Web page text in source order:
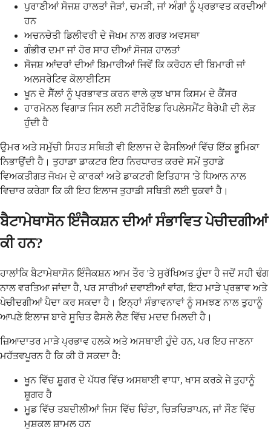
ਪੁਰਾਣੀਆਂ ਸੋਜਸ਼ ਹਾਲਤਾਂ ਜੋੜਾਂ, ਚਮੜੀ, ਜਾਂ ਅੰਗਾਂ ਨੂੰ ਪ੍ਰਭਾਵਤ ਕਰਦੀਆਂ
ਹਨ
ਅਚਨਚੇਤੀ ਡਿਲੀਵਰੀ ਦੇ ਜੋਖਮ ਨਾਲ ਗਰਭ ਅਵਸਥਾ
ਗੰਭੀਰ ਦਮਾ ਜਾਂ ਹੋਰ ਸਾਹ ਦੀਆਂ ਸੋਜਸ਼ ਹਾਲਤਾਂ
ਸੋਜਸ਼ ਆਂਦਰਾਂ ਦੀਆਂ ਬਿਮਾਰੀਆਂ ਜਿਵੇਂ ਕਿ ਕਰੋਹਨ ਦੀ ਬਿਮਾਰੀ ਜਾਂ
ਅਲਸਰੇਟਿਵ ਕੋਲਾਈਟਿਸ
ਖੂਨ ਦੇ ਸੈੱਲਾਂ ਨੂੰ ਪ੍ਰਭਾਵਤ ਕਰਨ ਵਾਲੇ ਕੁਝ ਖਾਸ ਕਿਸਮ ਦੇ ਕੈਂਸਰ
ਹਾਰਮੋਨਲ ਵਿਗਾੜ ਜਿਸ ਲਈ ਸਟੀਰੌਇਡ ਰਿਪਲੇਸਮੈਂਟ ਥੈਰੇਪੀ ਦੀ ਲੋੜ
ਹੁੰਦੀ ਹੈ
ਉਮਰ ਅਤੇ ਸਮੁੱਚੀ ਸਿਹਤ ਸਥਿਤੀ ਵੀ ਇਲਾਜ ਦੇ ਫੈਸਲਿਆਂ ਵਿੱਚ ਇੱਕ ਭੂਮਿਕਾ
ਨਿਭਾਉਂਦੀ ਹੈ। ਤੁਹਾਡਾ ਡਾਕਟਰ ਇਹ ਨਿਰਧਾਰਤ ਕਰਦੇ ਸਮੇਂ ਤੁਹਾਡੇ
ਵਿਅਕਤੀਗਤ ਜੋਖਮ ਦੇ ਕਾਰਕਾਂ ਅਤੇ ਡਾਕਟਰੀ ਇਤਿਹਾਸ 'ਤੇ ਧਿਆਨ ਨਾਲ
ਵਿਚਾਰ ਕਰੇਗਾ ਕਿ ਕੀ ਇਹ ਇਲਾਜ ਤੁਹਾਡੀ ਸਥਿਤੀ ਲਈ ਢੁਕਵਾਂ ਹੈ।
ਬੈਟਾਮੇਥਾਸੋਨ ਇੰਜੈਕਸ਼ਨ ਦੀਆਂ ਸੰਭਾਵਿਤ ਪੇਚੀਦਗੀਆਂ
ਕੀ ਹਨ?
ਹਾਲਾਂਕਿ ਬੈਟਾਮੇਥਾਸੋਨ ਇੰਜੈਕਸ਼ਨ ਆਮ ਤੌਰ 'ਤੇ ਸੁਰੱਖਿਅਤ ਹੁੰਦਾ ਹੈ ਜਦੋਂ ਸਹੀ ਢੰਗ
ਨਾਲ ਵਰਤਿਆ ਜਾਂਦਾ ਹੈ, ਪਰ ਸਾਰੀਆਂ ਦਵਾਈਆਂ ਵਾਂਗ, ਇਹ ਮਾੜੇ ਪ੍ਰਭਾਵ ਅਤੇ
ਪੇਚੀਦਗੀਆਂ ਪੈਦਾ ਕਰ ਸਕਦਾ ਹੈ। ਇਨ੍ਹਾਂ ਸੰਭਾਵਨਾਵਾਂ ਨੂੰ ਸਮਝਣ ਨਾਲ ਤੁਹਾਨੂੰ
ਆਪਣੇ ਇਲਾਜ ਬਾਰੇ ਸੂਚਿਤ ਫੈਸਲੇ ਲੈਣ ਵਿੱਚ ਮਦਦ ਮਿਲਦੀ ਹੈ।
ਜ਼ਿਆਦਾਤਰ ਮਾੜੇ ਪ੍ਰਭਾਵ ਹਲਕੇ ਅਤੇ ਅਸਥਾਈ ਹੁੰਦੇ ਹਨ, ਪਰ ਇਹ ਜਾਣਨਾ
ਮਹੱਤਵਪੂਰਨ ਹੈ ਕਿ ਕੀ ਹੋ ਸਕਦਾ ਹੈ:
ਖੂਨ ਵਿੱਚ ਸ਼ੂਗਰ ਦੇ ਪੱਧਰ ਵਿੱਚ ਅਸਥਾਈ ਵਾਧਾ, ਖਾਸ ਕਰਕੇ ਜੇ ਤੁਹਾਨੂੰ
ਸ਼ੂਗਰ ਹੈ
ਮੂਡ ਵਿੱਚ ਤਬਦੀਲੀਆਂ ਜਿਸ ਵਿੱਚ ਚਿੰਤਾ, ਚਿੜਚਿੜਾਪਨ, ਜਾਂ ਸੌਣ ਵਿੱਚ
ਮੁਸ਼ਕਲ ਸ਼ਾਮਲ ਹਨ